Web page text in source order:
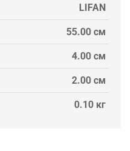
LIFAN
55.00 см
4.00 см
2.00 см
0.10 кг